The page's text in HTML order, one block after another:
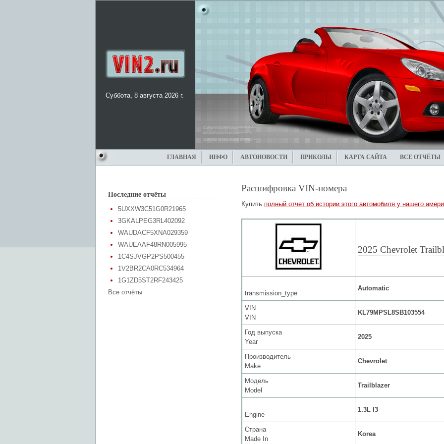
Суббота, 8 августа 2026 г.
ГЛАВНАЯ ИНФО АВТОНОВОСТИ ПРИКОЛЫ КАРТА САЙТА ВСЕ ОТЧЁТЫ
Последние отчёты
5UXXW3C51G0R21965
3GKALPEG3RL402092
WAUDACF5XNA029359
WAUEAAF48RN005995
1C4SJVGP2PS500455
1V2BR2CA0RC534964
1G1ZD5ST2RF243425
Все отчёты
Расшифровка VIN-номера
Купить полный отчет об истории этого автомобиля у нашего
2025 Chevrolet
transmission_type
Automatic
VIN
VIN
KL79MPSL8SB103554
Год выпуска
Year
2025
Производитель
Make
Chevrolet
Модель
Model
Trailblazer
Engine
1.3L I3
Страна
Made In
Korea